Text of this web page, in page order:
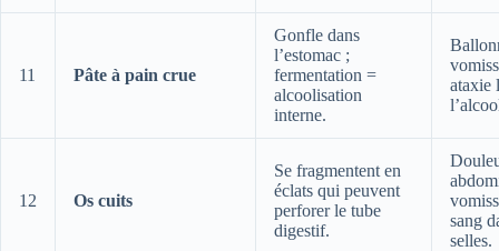
11 Pâte à pain crue
Gonfle dans
l’estomac ;
fermentation =
alcoolisation
interne.
ataxie
12 Os cuits
Se fragmentent en
éclats qui peuvent
perforer le tube
digestif.
sang
selles.